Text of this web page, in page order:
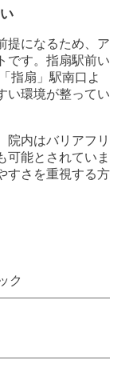
提になるため、ア
です。指扇駅前い
指扇」駅南口よ
い環境が整ってい
院内はバリアフリ
可能とされていま
すさを重視する方
ク